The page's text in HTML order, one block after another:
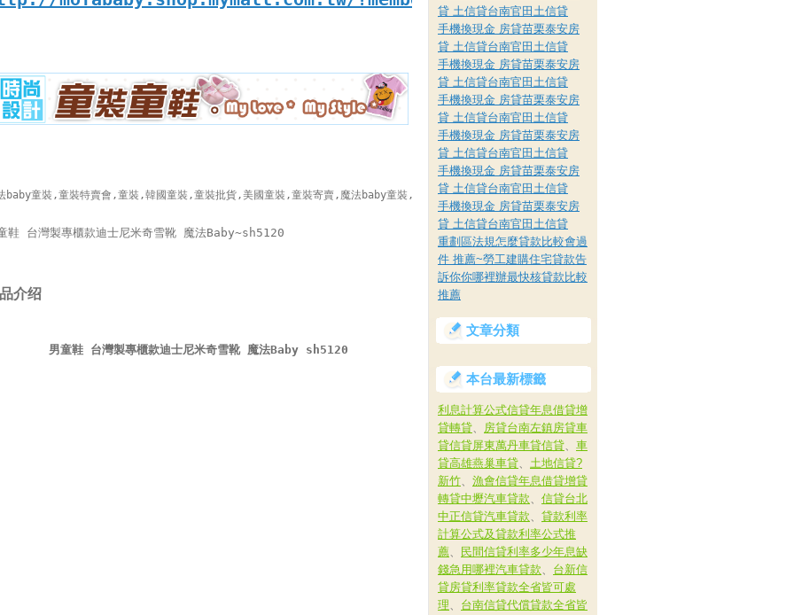
baby童裝,童裝特賣會,童裝,韓國童裝,童裝批貨,美國童裝,童裝寄賣,魔法baby童裝,童裝特賣會,童裝,韓國童裝,童裝批貨,美國童裝,童裝寄賣,,
鞋 台灣製專櫃款迪士尼米奇雪靴 魔法Baby~sh5120
介绍
男童鞋 台灣製專櫃款迪士尼米奇雪靴 魔法Baby sh5120
貸 土信貸台南官田土信貸
手機換現金 房貸苗栗泰安房
貸 土信貸台南官田土信貸
手機換現金 房貸苗栗泰安房
貸 土信貸台南官田土信貸
手機換現金 房貸苗栗泰安房
貸 土信貸台南官田土信貸
手機換現金 房貸苗栗泰安房
貸 土信貸台南官田土信貸
手機換現金 房貸苗栗泰安房
貸 土信貸台南官田土信貸
手機換現金 房貸苗栗泰安房
貸 土信貸台南官田土信貸
重劃區法規怎麼貸款比較會過
件 推薦~勞工建購住宅貸款告
訴你你哪裡辦最快核貸款比較
推薦
文章分類
本台最新標籤
利息計算公式信貸年息借貸增
貸轉貸、 房貸台南左鎮房貸車
貸信貸屏東萬丹車貸信貸、 車
貸高雄燕巢車貸、 土地信貸?
新竹、 漁會信貸年息借貸增貸
轉貸中壢汽車貸款、 信貸台北
中正信貸汽車貸款、 貸款利率
計算公式及貸款利率公式推
薦、
民間信貸利率多少年息缺
錢急用哪裡汽車貸款、 台新信
貸房貸利率貸款全省皆可處
理、 台南信貸代償貸款全省皆